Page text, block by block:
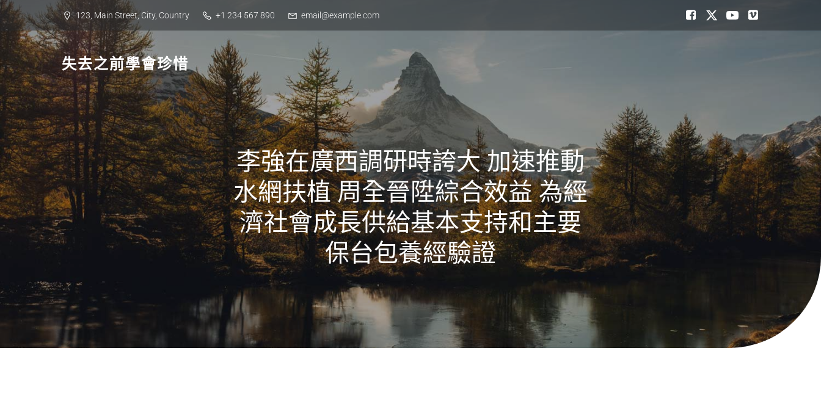
Skip
content
123, Main Street, City, Country +1 234 567 890 email@example.com
失去之前學會珍惜
李強在廣西調研時誇大 加速推動
水網扶植 周全晉陞綜合效益 為經
濟社會成長供給基本支持和主要
保台包養經驗證